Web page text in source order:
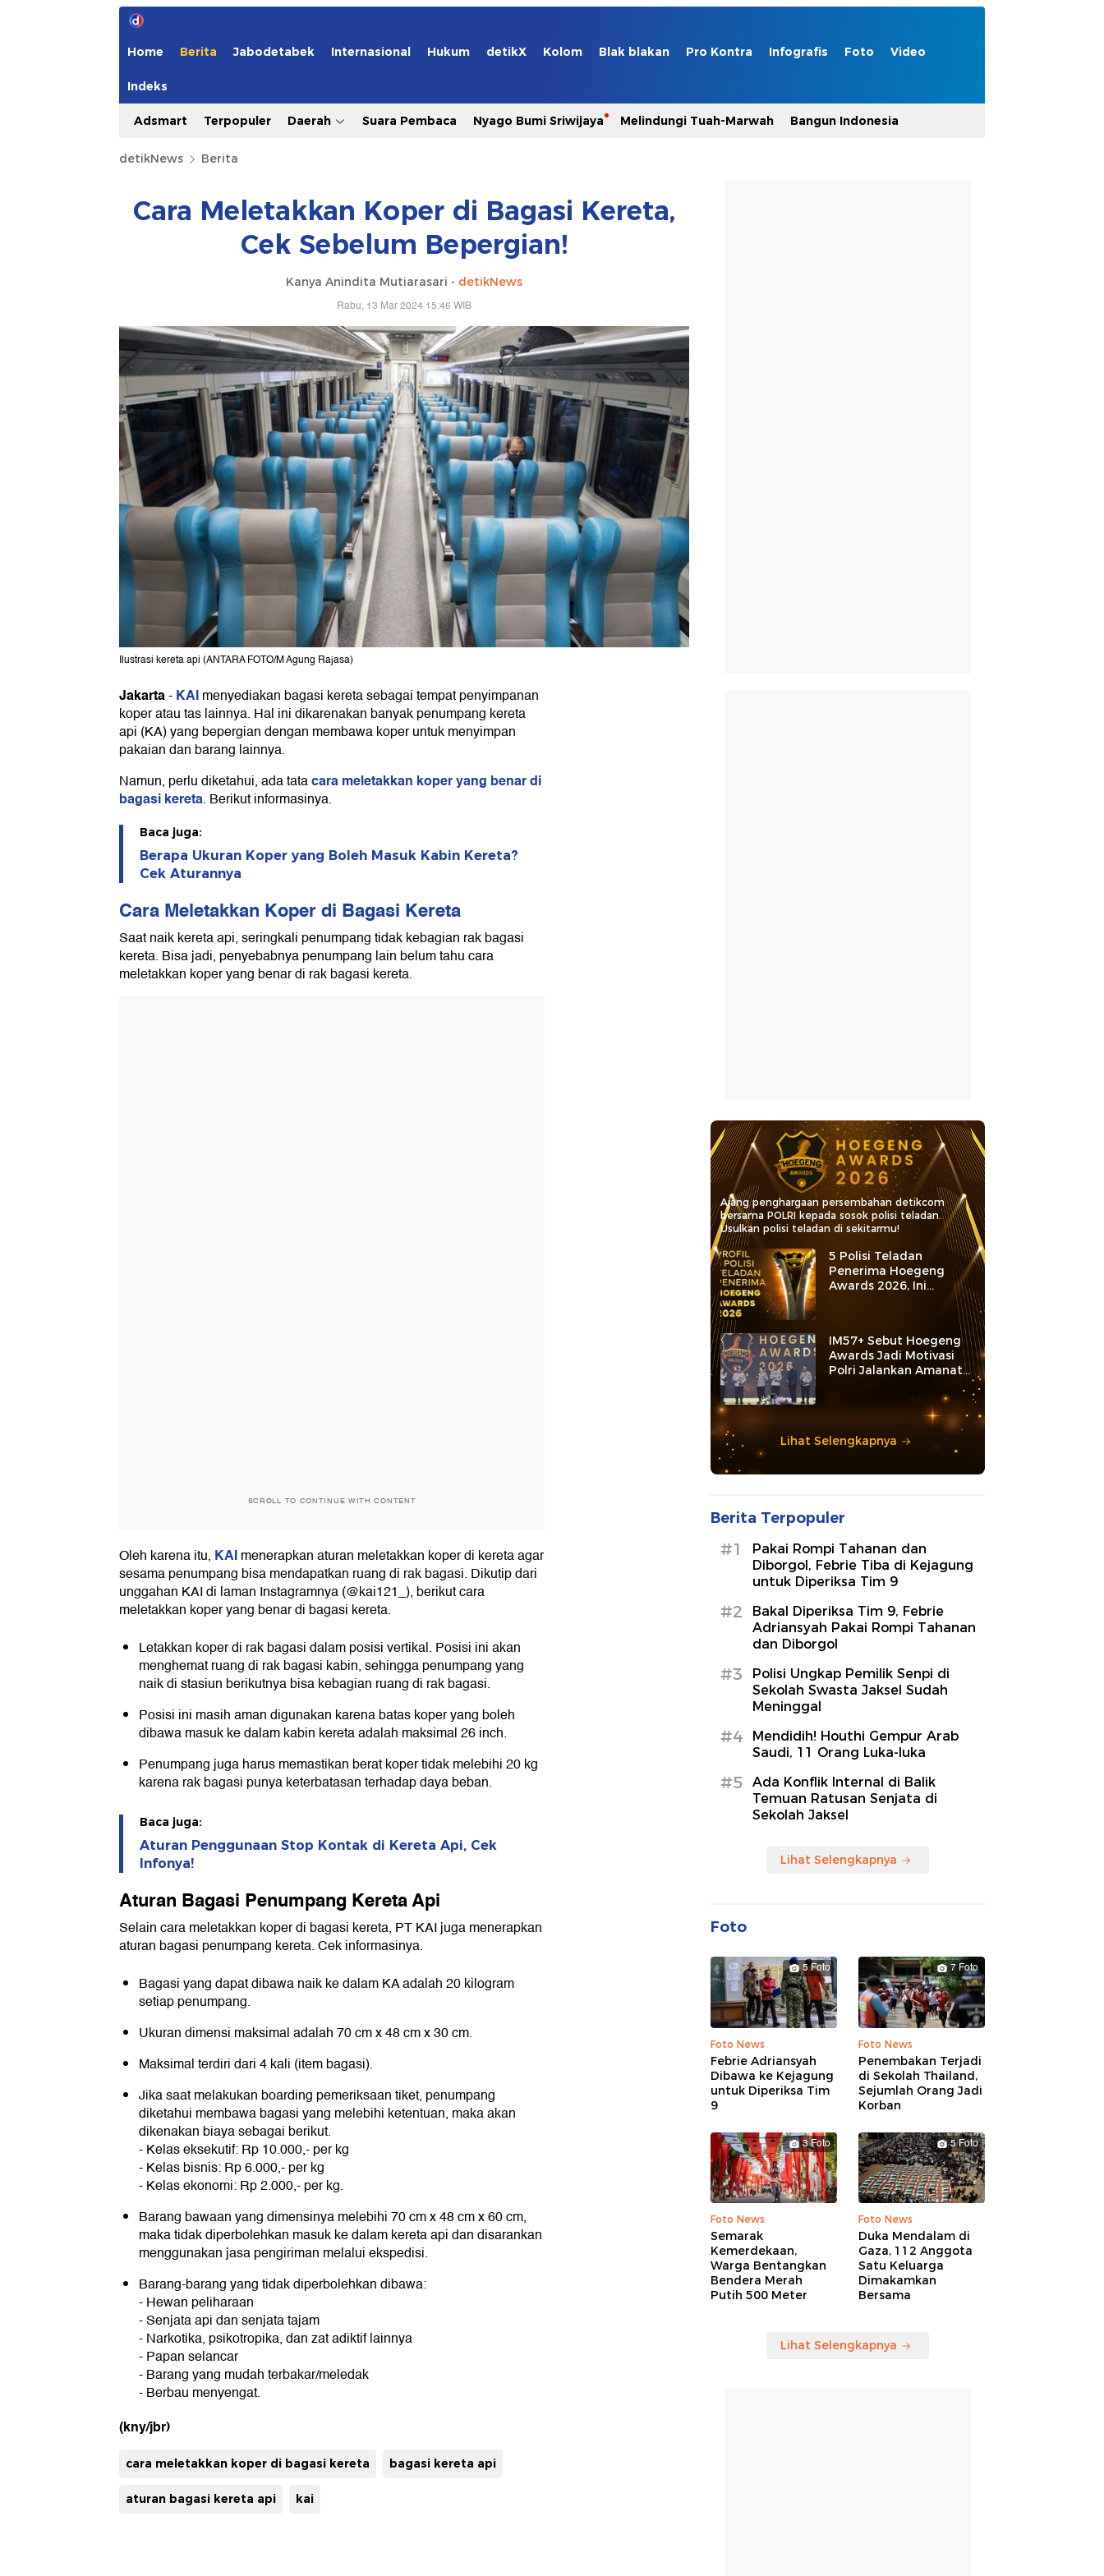
Home Berita Jabodetabek Internasional Hukum detikX Kolom Blak blakan Pro Kontra Infografis Foto Video
Indeks
Adsmart Terpopuler Daerah Suara Pembaca Nyago Bumi Sriwijaya Melindungi Tuah-Marwah Bangun Indonesia
detikNews Berita
Cara Meletakkan Koper di Bagasi Kereta,
Cek Sebelum Bepergian!
Kanya Anindita Mutiarasari - detikNews
Rabu, 13 Mar 2024 15:46 WIB
Ilustrasi kereta api (ANTARA FOTO/M Agung Rajasa)
Jakarta-KAImenyediakan bagasi kereta sebagai tempat penyimpanan
koper atau tas lainnya. Hal ini dikarenakan banyak penumpang kereta
api (KA) yang bepergian dengan membawa koper untuk menyimpan
pakaian dan barang lainnya.
Namun, perlu diketahui, ada tatacara meletakkan koper yang benar di
bagasi kereta. Berikut informasinya.
Baca juga:
Berapa Ukuran Koper yang Boleh Masuk Kabin Kereta?
Cek Aturannya
Cara Meletakkan Koper di Bagasi Kereta
Saat naik kereta api, seringkali penumpang tidak kebagian rak bagasi
kereta. Bisa jadi, penyebabnya penumpang lain belum tahu cara
meletakkan koper yang benar di rak bagasi kereta.
SCROLL TO CONTINUE WITH CONTENT
Oleh karena itu, KAImenerapkan aturan meletakkan koper di kereta agar
sesama penumpang bisa mendapatkan ruang di rak bagasi. Dikutip dari
unggahan KAI di laman Instagramnya (@kai121_), berikut cara
meletakkan koper yang benar di bagasi kereta.
Letakkan koper di rak bagasi dalam posisi vertikal. Posisi ini akan
menghemat ruang di rak bagasi kabin, sehingga penumpang yang
naik di stasiun berikutnya bisa kebagian ruang di rak bagasi.
Posisi ini masih aman digunakan karena batas koper yang boleh
dibawa masuk ke dalam kabin kereta adalah maksimal 26 inch.
Penumpang juga harus memastikan berat koper tidak melebihi 20 kg
karena rak bagasi punya keterbatasan terhadap daya beban.
Baca juga:
Aturan Penggunaan Stop Kontak di Kereta Api, Cek
Infonya!
Aturan Bagasi Penumpang Kereta Api
Selain cara meletakkan koper di bagasi kereta, PT KAI juga menerapkan
aturan bagasi penumpang kereta. Cek informasinya.
Bagasi yang dapat dibawa naik ke dalam KA adalah 20 kilogram
setiap penumpang.
Ukuran dimensi maksimal adalah 70 cm x 48 cm x 30 cm.
Maksimal terdiri dari 4 kali (item bagasi).
Jika saat melakukan boarding pemeriksaan tiket, penumpang
diketahui membawa bagasi yang melebihi ketentuan, maka akan
dikenakan biaya sebagai berikut.
- Kelas eksekutif: Rp 10.000,- per kg
- Kelas bisnis: Rp 6.000,- per kg
- Kelas ekonomi: Rp 2.000,- per kg.
Barang bawaan yang dimensinya melebihi 70 cm x 48 cm x 60 cm,
maka tidak diperbolehkan masuk ke dalam kereta api dan disarankan
menggunakan jasa pengiriman melalui ekspedisi.
Barang-barang yang tidak diperbolehkan dibawa:
- Hewan peliharaan
- Senjata api dan senjata tajam
- Narkotika, psikotropika, dan zat adiktif lainnya
- Papan selancar
- Barang yang mudah terbakar/meledak
- Berbau menyengat.
(kny/jbr)
cara meletakkan koper di bagasi kereta bagasi kereta api
aturan bagasi kereta api kai
Ajang penghargaan persembahan detikcom
bersama POLRI kepada sosok polisi teladan.
Usulkan polisi teladan di sekitarmu!
5 Polisi Teladan
Penerima Hoegeng
Awards 2026, Ini
Kategori dan Kiprahnya
IM57+ Sebut Hoegeng
Awards Jadi Motivasi
Polri Jalankan Amanat
Lihat Selengkapnya
Berita Terpopuler
#1
Pakai Rompi Tahanan dan
Diborgol, Febrie Tiba di Kejagung
untuk Diperiksa Tim 9
#2
Bakal Diperiksa Tim 9, Febrie
Adriansyah Pakai Rompi Tahanan
dan Diborgol
#3
Polisi Ungkap Pemilik Senpi di
Sekolah Swasta Jaksel Sudah
Meninggal
#4
Mendidih! Houthi Gempur Arab
Saudi, 11 Orang Luka-luka
#5
Ada Konflik Internal di Balik
Temuan Ratusan Senjata di
Sekolah Jaksel
Lihat Selengkapnya
Foto
5 Foto
Foto News
Febrie Adriansyah
Dibawa ke Kejagung
untuk Diperiksa Tim
9
7 Foto
Foto News
Penembakan Terjadi
di Sekolah Thailand,
Sejumlah Orang Jadi
Korban
3 Foto
Foto News
Semarak
Kemerdekaan,
Warga Bentangkan
Bendera Merah
Putih 500 Meter
5 Foto
Foto News
Duka Mendalam di
Gaza, 112 Anggota
Satu Keluarga
Dimakamkan
Bersama
Lihat Selengkapnya